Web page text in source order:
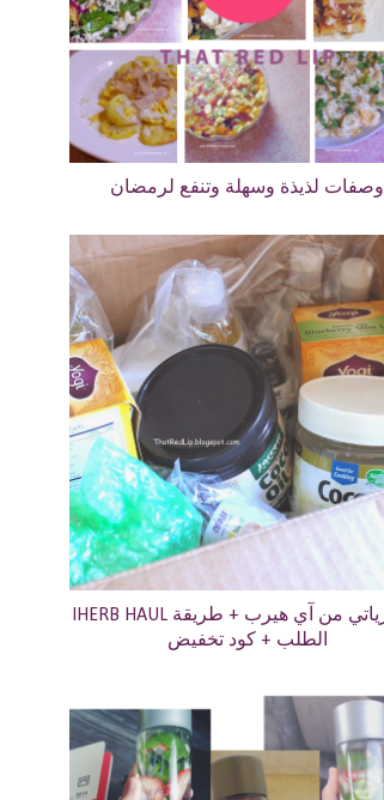
وصفات لذيذة وسهلة وتنفع لرمضان
IHERB HAUL مشترياتي من آي هيرب + طريقة
الطلب + كود تخفيض